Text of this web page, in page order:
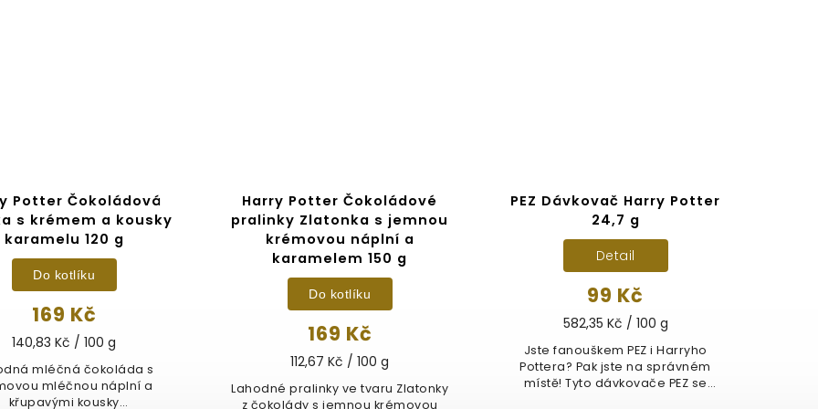
Potter Čokoládová
s krémem a kousky
karamelu 120 g
169 Kč
140,83 Kč / 100 g
Do kotlíku
mléčná čokoláda s
mléčnou náplní a
křupavými kousky
Harry Potter Čokoládové
pralinky Zlatonka s jemnou
krémovou náplní a
karamelem 150 g
169 Kč
112,67 Kč / 100 g
Do kotlíku
Lahodné pralinky ve tvaru Zlatonky
z čokolády s jemnou krémovou
PEZ Dávkovač Harry Potter
24,7 g
99 Kč
582,35 Kč / 100 g
Detail
Jste fanouškem PEZ i Harryho
Pottera? Pak jste na správném
místě! Tyto dávkovače PEZ se